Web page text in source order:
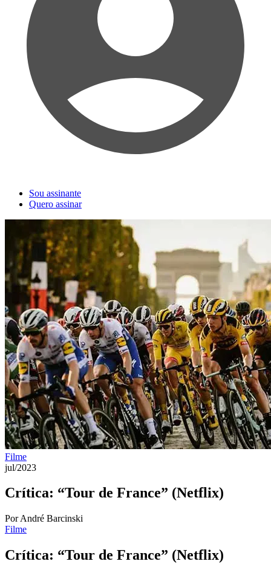
Sou assinante
Quero assinar
Filme
jul/2023
Crítica: “Tour de France” (Netflix)
Por André Barcinski
Filme
Crítica: “Tour de France” (Netflix)